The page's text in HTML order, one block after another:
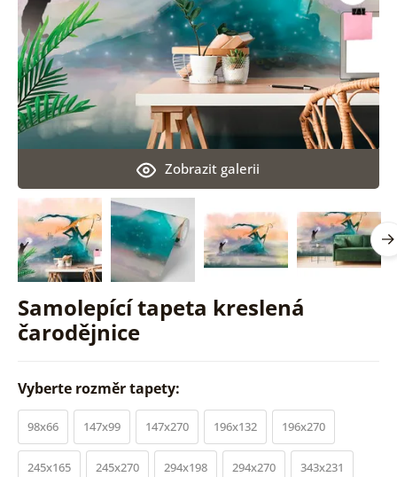
Samolepící tapeta kreslená
čarodějnice
Zobrazit galerii
Vyberte rozměr tapety:
98x66 147x99 147x270 196x132 196x270
245x165 245x270 294x198 294x270 343x231